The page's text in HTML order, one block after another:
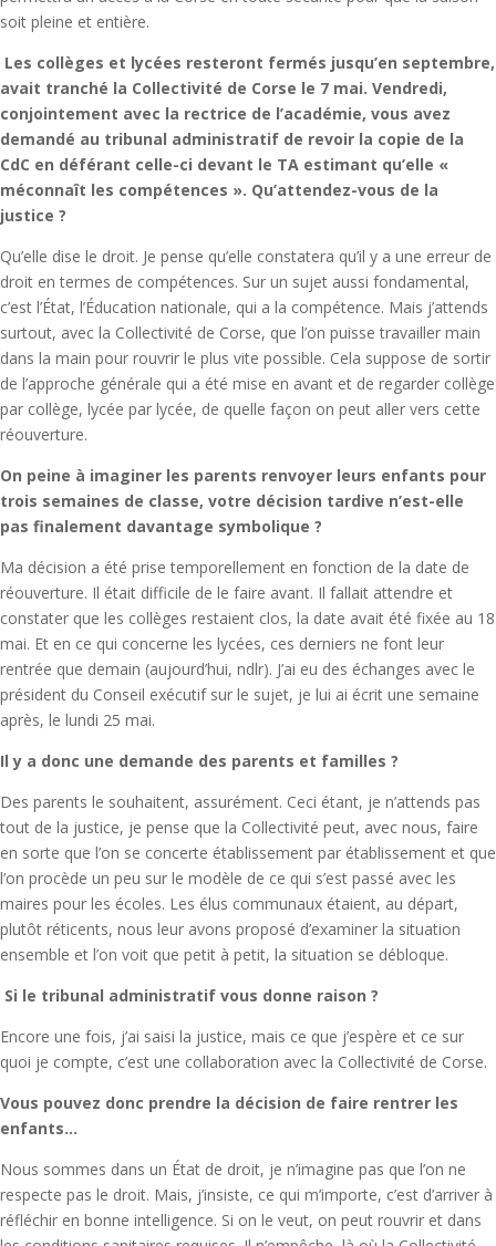
soit pleine et entière.
Les collèges et lycées resteront fermés jusqu’en septembre,
avait tranché la Collectivité de Corse le 7 mai. Vendredi,
conjointement avec la rectrice de l’académie, vous avez
demandé au tribunal administratif de revoir la copie de la
CdC en déférant celle-ci devant le TA estimant qu’elle «
méconnaît les compétences ». Qu’attendez-vous de la
justice ?
Qu’elle dise le droit. Je pense qu’elle constatera qu’il y a une erreur de
droit en termes de compétences. Sur un sujet aussi fondamental,
c’est l’État, l’Éducation nationale, qui a la compétence. Mais j’attends
surtout, avec la Collectivité de Corse, que l’on puisse travailler main
dans la main pour rouvrir le plus vite possible. Cela suppose de sortir
de l’approche générale qui a été mise en avant et de regarder collège
par collège, lycée par lycée, de quelle façon on peut aller vers cette
réouverture.
On peine à imaginer les parents renvoyer leurs enfants pour
trois semaines de classe, votre décision tardive n’est-elle
pas finalement davantage symbolique ?
Ma décision a été prise temporellement en fonction de la date de
réouverture. Il était difficile de le faire avant. Il fallait attendre et
constater que les collèges restaient clos, la date avait été fixée au 18
mai. Et en ce qui concerne les lycées, ces derniers ne font leur
rentrée que demain (aujourd’hui, ndlr). J’ai eu des échanges avec le
président du Conseil exécutif sur le sujet, je lui ai écrit une semaine
après, le lundi 25 mai.
Il y a donc une demande des parents et familles ?
Des parents le souhaitent, assurément. Ceci étant, je n’attends pas
tout de la justice, je pense que la Collectivité peut, avec nous, faire
en sorte que l’on se concerte établissement par établissement et que
l’on procède un peu sur le modèle de ce qui s’est passé avec les
maires pour les écoles. Les élus communaux étaient, au départ,
plutôt réticents, nous leur avons proposé d’examiner la situation
ensemble et l’on voit que petit à petit, la situation se débloque.
Si le tribunal administratif vous donne raison ?
Encore une fois, j’ai saisi la justice, mais ce que j’espère et ce sur
quoi je compte, c’est une collaboration avec la Collectivité de Corse.
Vous pouvez donc prendre la décision de faire rentrer les
enfants…
Nous sommes dans un État de droit, je n’imagine pas que l’on ne
respecte pas le droit. Mais, j’insiste, ce qui m’importe, c’est d’arriver à
réfléchir en bonne intelligence. Si on le veut, on peut rouvrir et dans